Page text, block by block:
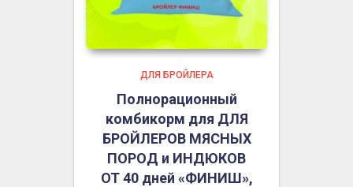
ДЛЯ БРОЙЛЕРА
Полнорационный
комбикорм для ДЛЯ
БРОЙЛЕРОВ МЯСНЫХ
ПОРОД и ИНДЮКОВ
ОТ 40 дней «ФИНИШ»,